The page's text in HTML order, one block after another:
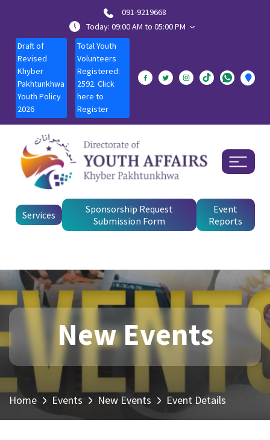
091-9219668
Today: 09:00 AM to 05:00 PM
Draft of
Revised
Khyber
Pakhtunkhwa
Youth Policy
2026
Total Youth
Volunteers
Registered:
2592. Click
here to
Register
Services
Sponsorship Request
Submission Form
Event
Reports
New Events
Home Events New Events Event Details